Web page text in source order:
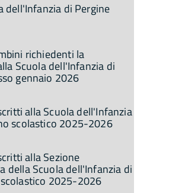
dell'Infanzia di Pergine
richiedenti la
Scuola dell'Infanzia di
gennaio 2026
alla Scuola dell'Infanzia
scolastico 2025-2026
alla Sezione
della Scuola dell'Infanzia di
2025-2026